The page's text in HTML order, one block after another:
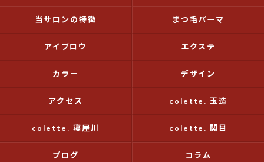
当サロンの特徴 まつ毛パーマ
アイブロウ エクステ
カラー デザイン
アクセス colette. 玉造
colette. 寝屋川 colette. 関目
ブログ コラム